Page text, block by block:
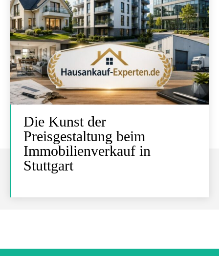
Die Kunst der
Preisgestaltung beim
Immobilienverkauf in
Stuttgart